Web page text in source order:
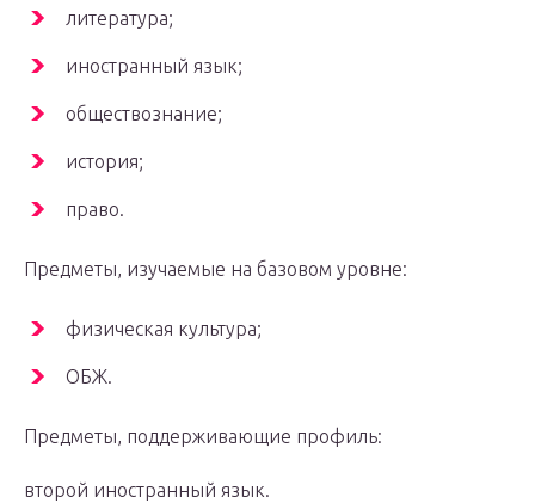
литература;
иностранный язык;
обществознание;
история;
право.
Предметы, изучаемые на базовом уровне:
физическая культура;
ОБЖ.
Предметы, поддерживающие профиль:
второй иностранный язык.